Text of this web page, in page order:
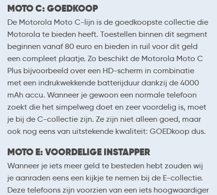
MOTO C: GOEDKOOP
De Motorola Moto C-lijn is de goedkoopste collectie die
Motorola te bieden heeft. Toestellen binnen dit segment
beginnen vanaf 80 euro en bieden in ruil voor dit geld
een compleet plaatje. Zo beschikt de Motorola Moto C
Plus bijvoorbeeld over een HD-scherm in combinatie
met een indrukwekkende batterijduur dankzij de 4000
mAh accu. Wanneer je gewoon een normale telefoon
zoekt die het simpelweg doet en zeer voordelig is, moet
je bij de C-collectie zijn. Ze zijn niet alleen goed, maar
ook nog eens van uitstekende kwaliteit: GOEDkoop dus.
MOTO E: VOORDELIGE INSTAPPER
Wanneer je iets meer geld te besteden hebt zouden wij
je aanraden eens een kijkje te nemen bij de E-collectie.
Deze telefoons zijn voorzien van een iets hoogwaardiger